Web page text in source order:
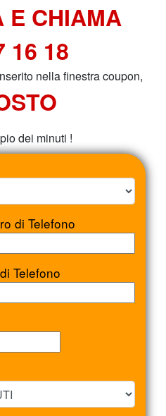
E CHIAMA
16 18
nella finestra coupon,
dei minuti !
di Telefono
Telefono